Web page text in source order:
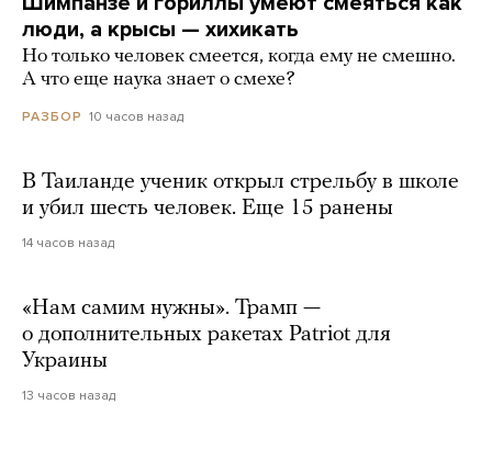
люди, а крысы — хихикать
Но только человек смеется, когда ему не смешно.
А что еще наука знает о смехе?
РАЗБОР 10 часов назад
В Таиланде ученик открыл стрельбу в школе
и убил шесть человек. Еще 15 ранены
14 часов назад
«Нам самим нужны». Трамп —
о дополнительных ракетах Patriot для
Украины
13 часов назад